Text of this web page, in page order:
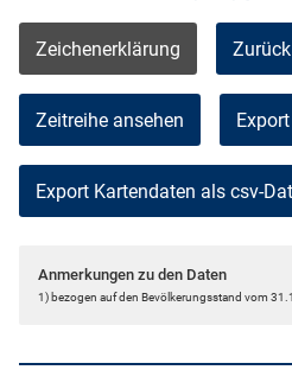
Zeichenerklärung
Zeitreihe ansehen
Anmerkungen zu den Daten
1) bezogen auf den Bevölkerungsstand vom